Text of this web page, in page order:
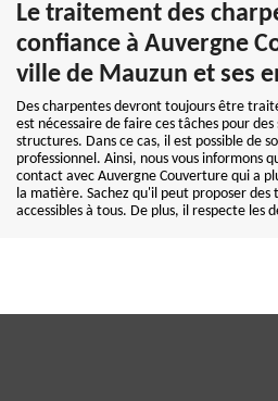
Le traitement des
confiance à Auvergne
ville de Mauzun et ses
Des charpentes devront toujours être
est nécessaire de faire ces tâches pour
structures. Dans ce cas, il est possible de
professionnel. Ainsi, nous vous informons
contact avec Auvergne Couverture qui a
la matière. Sachez qu'il peut proposer
accessibles à tous. De plus, il respecte les